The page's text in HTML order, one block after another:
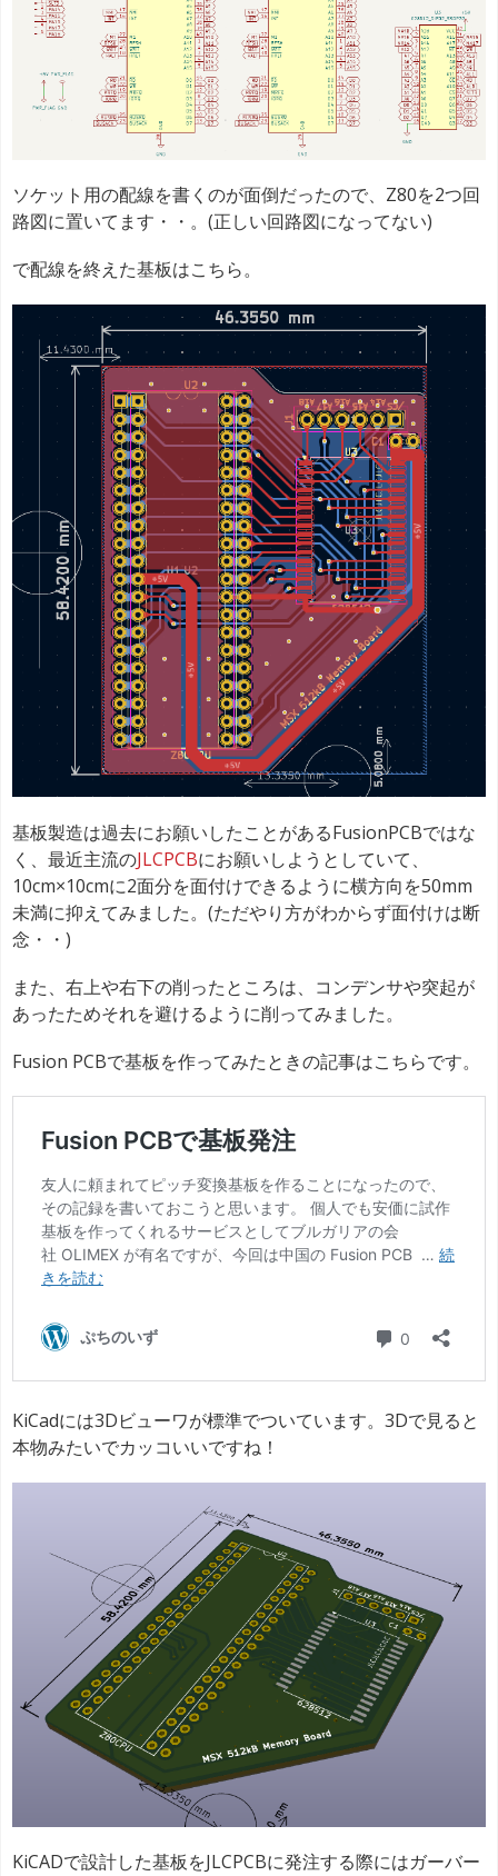
ソケット用の配線を書くのが面倒だったので、Z80を2つ回
路図に置いてます・・。(正しい回路図になってない)
で配線を終えた基板はこちら。
基板製造は過去にお願いしたことがあるFusionPCBではな
く、最近主流のJLCPCBにお願いしようとしていて、
10cm×10cmに2面分を面付けできるように横方向を50mm
未満に抑えてみました。(ただやり方がわからず面付けは断
念・・)
また、右上や右下の削ったところは、コンデンサや突起が
あったためそれを避けるように削ってみました。
Fusion PCBで基板を作ってみたときの記事はこちらです。
KiCadには3Dビューワが標準でついています。3Dで見ると
本物みたいでカッコいいですね！
KiCADで設計した基板をJLCPCBに発注する際にはガーバー